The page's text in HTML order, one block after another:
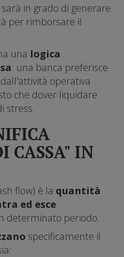
in grado di generare
per rimborsare il
una logica
: una banca preferisce
operativa
che dover liquidare
stress.
CASSA" IN
flow) è la quantità
ed esce
determinato periodo.
specificamente il